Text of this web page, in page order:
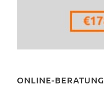
ONLINE-BERATUNG